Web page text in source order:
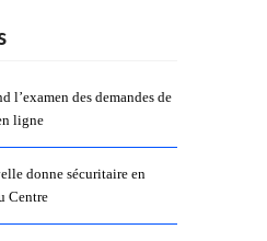
l’examen des demandes de
ligne
donne sécuritaire en
Centre